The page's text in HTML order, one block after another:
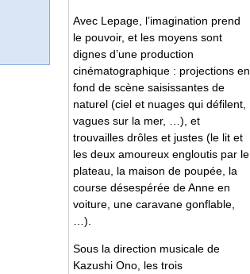
Avec Lepage, l’imagination prend
le pouvoir, et les moyens sont
dignes d’une production
cinématographique : projections en
fond de scène saisissantes de
naturel (ciel et nuages qui défilent,
vagues sur la mer, …), et
trouvailles drôles et justes (le lit et
les deux amoureux engloutis par le
plateau, la maison de poupée, la
course désespérée de Anne en
voiture, une caravane gonflable,
…).
Sous la direction musicale de
Kazushi Ono, les trois